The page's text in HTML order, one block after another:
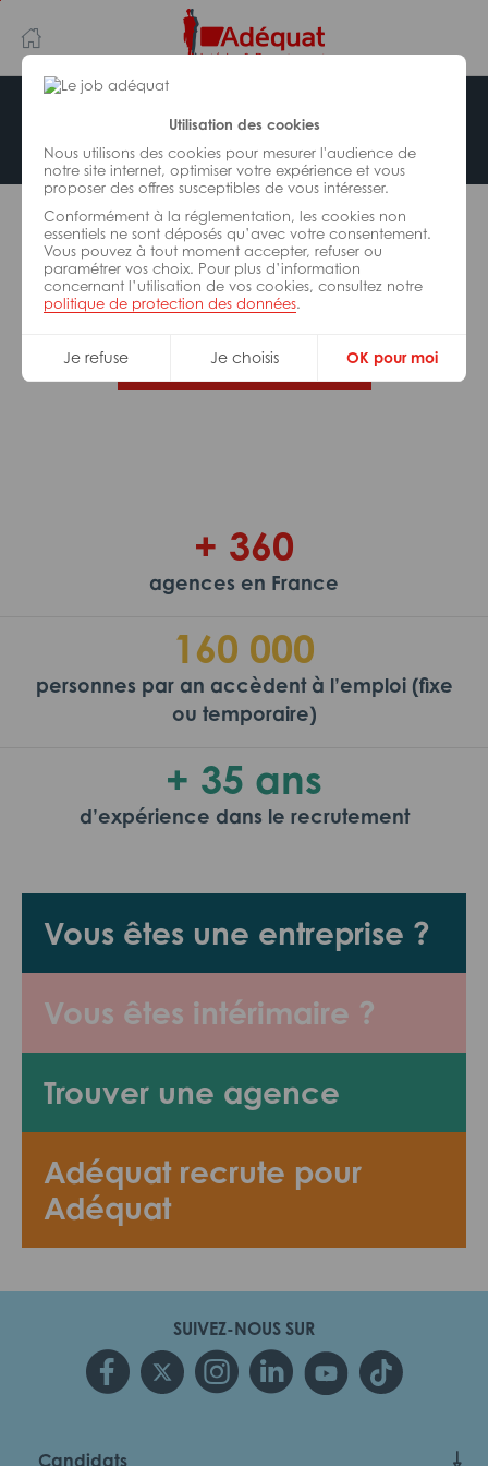
Utilisation des cookies
Nous utilisons des cookies pour mesurer l'audience de
notre site internet, optimiser votre expérience et vous
proposer des offres susceptibles de vous intéresser.
Conformément à la réglementation, les cookies non
essentiels ne sont déposés qu’avec votre consentement.
Vous pouvez à tout moment accepter, refuser ou
paramétrer vos choix. Pour plus d’information
concernant l’utilisation de vos cookies, consultez notre
politique de protection des données.
Je refuse Je choisis OK pour moi
au
contenu
principal
navigation
Offre indisponible
L’offre d’emploi que vous tentez de consulter n’est
plus disponible.
De nombreuses autres missions peuvent vous
correspondre, consultez toutes nos offres.
Trouvez votre job Adéquat !
Vous êtes une entreprise ?
Vous êtes intérimaire ?
Trouver une agence
Adéquat recrute pour
Adéquat
+ 360
agences en France
160 000
personnes par an accèdent à l’emploi (fixe
ou temporaire)
+ 35 ans
d’expérience dans le recrutement
SUIVEZ-NOUS SUR
Candidats